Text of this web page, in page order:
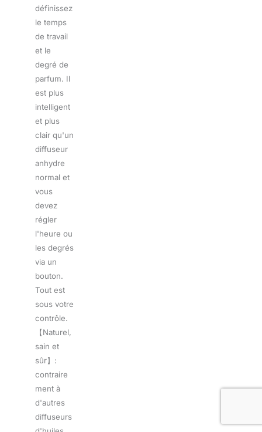
définissez
le temps
de travail
et le
degré de
parfum. Il
est plus
intelligent
et plus
clair qu'un
diffuseur
anhydre
normal et
vous
devez
régler
l'heure ou
les degrés
via un
bouton.
Tout est
sous votre
contrôle.
【Naturel,
sain et
sûr】:
contraire
ment à
d'autres
diffuseurs